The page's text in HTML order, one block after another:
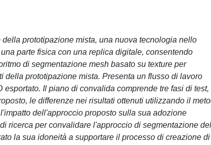
prototipazione mista, una nuova tecnologia nello
parte fisica con una replica digitale, consentendo
di segmentazione mesh basato su texture per
prototipazione mista. Presenta un flusso di lavoro
Il piano di convalida comprende tre fasi di test,
le differenze nei risultati ottenuti utilizzando il
dell'approccio proposto sulla sua adozione
ricerca per convalidare l'approccio di segmentazione
la sua idoneità a supportare il processo di creazione di